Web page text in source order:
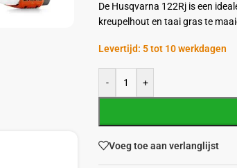
De Husqvarna 122Rj is een
kreupelhout en taai gras te
Levertijd: 5 tot 10 werkdagen
- +
Voeg toe aan verlanglijst